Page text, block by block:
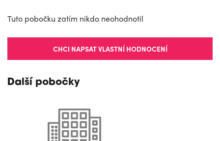
Tuto pobočku zatím nikdo neohodnotil
CHCI NAPSAT VLASTNÍ HODNOCENÍ
Další pobočky